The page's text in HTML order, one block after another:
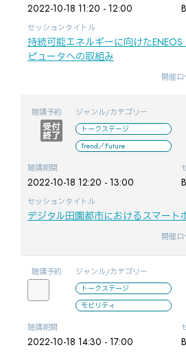
2022-10-18 11:20 - 12:00
セッションタイトル
持続可能エネルギーに向けたENEOS
ピュータへの取組み
開催
聴講予約 ジャンル/カテゴリー
トークステージ
Trend／Future
聴講期間
2022-10-18 12:20 - 13:00
セッションタイトル
デジタル田園都市におけるスマート
開催
聴講予約 ジャンル/カテゴリー
トークステージ
モビリティ
聴講期間
2022-10-18 14:30 - 17:00